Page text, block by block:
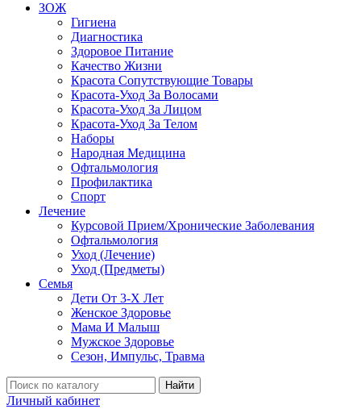
ЗОЖ
Гигиена
Диагностика
Здоровое Питание
Качество Жизни
Красота Сопутствующие Товары
Красота-Уход За Волосами
Красота-Уход За Лицом
Красота-Уход За Телом
Наборы
Народная Медицина
Офтальмология
Профилактика
Спорт
Лечение
Курсовой Прием/Хронические Заболевания
Офтальмология
Уход (Лечение)
Уход (Предметы)
Семья
Дети От 3-Х Лет
Женское Здоровье
Мама И Малыш
Мужское Здоровье
Сезон, Импульс, Травма
Найти
Личный кабинет